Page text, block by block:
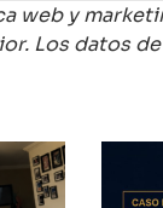
web y
Los datos